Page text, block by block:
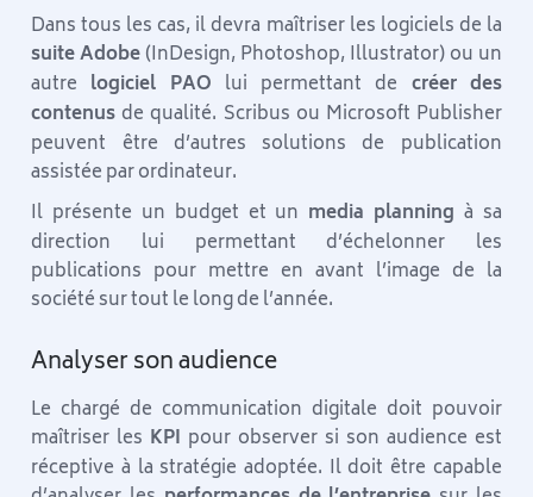
Dans tous les cas, il devra maîtriser les logiciels de la
suite Adobe(InDesign, Photoshop, Illustrator) ou un
autre logiciel PAO lui permettant de créer des
contenus de qualité. Scribus ou Microsoft Publisher
peuvent être d’autres solutions de publication
assistée par ordinateur.
Il présente un budget et un media planning à sa
direction lui permettant d’échelonner les
publications pour mettre en avant l’image de la
société sur tout le long de l’année.
Analyser son audience
Le chargé de communication digitale doit pouvoir
maîtriser les KPI pour observer si son audience est
réceptive à la stratégie adoptée. Il doit être capable